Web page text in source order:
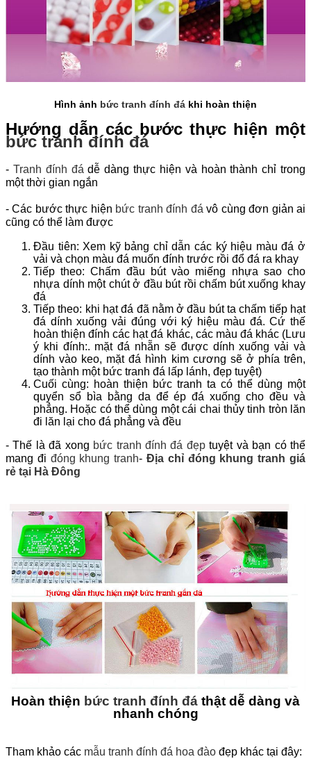
Hình ảnh bức tranh đính đá khi hoàn thiện
Hướng dẫn các bước thực hiện một
bức tranh đính đá
- Tranh đính đá dễ dàng thực hiện và hoàn thành chỉ trong
một thời gian ngắn
- Các bước thực hiện bức tranh đính đá vô cùng đơn giản ai
cũng có thể làm được
Đầu tiên: Xem kỹ bảng chỉ dẫn các ký hiệu màu đá ở
vải và chọn màu đá muốn đính trước rồi đổ đá ra khay
Tiếp theo: Chấm đầu bút vào miếng nhựa sao cho
nhựa dính một chút ở đầu bút rồi chấm bút xuống khay
đá
Tiếp theo: khi hạt đá đã nằm ở đầu bút ta chấm tiếp hạt
đá dính xuống vải đúng với ký hiệu màu đá. Cứ thế
hoàn thiện đính các hạt đá khác, các màu đá khác (Lưu
ý khi đính:. mặt đá nhẵn sẽ được dính xuống vải và
dính vào keo, mặt đá hình kim cương sẽ ở phía trên,
tạo thành một bức tranh đá lấp lánh, đẹp tuyệt)
Cuối cùng: hoàn thiện bức tranh ta có thể dùng một
quyển sổ bìa bằng da để ép đá xuống cho đều và
phẳng. Hoặc có thể dùng một cái chai thủy tinh tròn lăn
đi lăn lại cho đá phẳng và đều
- Thế là đã xong bức tranh đính đá đẹptuyệt và bạn có thể
mang đi đóng khung tranh-Địa chỉ đóng khung tranh giá
rẻ tại Hà Đông
Hoàn thiện bức tranh đính đá thật dễ dàng và
nhanh chóng
Tham khảo các mẫu tranh đính đá hoa đào đẹp khác tại đây: